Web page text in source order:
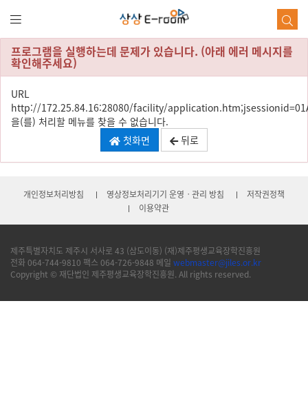
문
로
가
기
프로그램을 실행하는데 문제가 있습니다. (아래 에러 메시지를
확인해주세요)
URL
http://172.25.84.16:28080/facility/
을(를) 처리할 메뉴를 찾을 수 없습니다.
첫화면
뒤로
개인정보처리방침 영상정보처리기기 운영ㆍ관리 방침
저작권정책
이용약관
제주특별자치도 제주시 서사로 43 (삼도이동) (재)제주평생교육장학진흥원
전화 064-744-9810 팩스 064-726-9848 메일 webmaster@jiles.or.kr
Copyright © 재단법인 제주평생교육장학진흥원. All rights reserved.